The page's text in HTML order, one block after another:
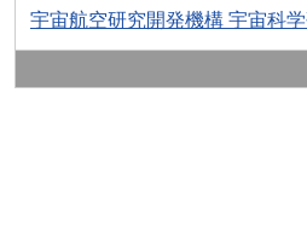
宇宙航空研究開発機構 宇宙科